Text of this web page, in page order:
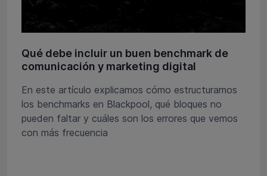
Qué debe incluir un buen benchmark de
comunicación y marketing digital
En este artículo explicamos cómo estructuramos
los benchmarks en Blackpool, qué bloques no
pueden faltar y cuáles son los errores que vemos
con más frecuencia